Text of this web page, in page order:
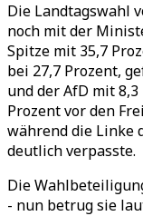
Die Landtagswahl
noch mit der
Spitze mit 35,7
bei 27,7 Prozent,
und der AfD mit
Prozent vor den
während die Linke
deutlich verpasste.
Die
- nun betrug sie